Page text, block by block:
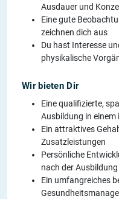
Ausdauer und
Eine gute
zeichnen dich aus
Du hast Interesse
physikalische
Wir bieten Dir
Eine qualifizierte,
Ausbildung in
Ein attraktives
Zusatzleistungen
Persönliche
nach der Ausbildung
Ein umfangreiches